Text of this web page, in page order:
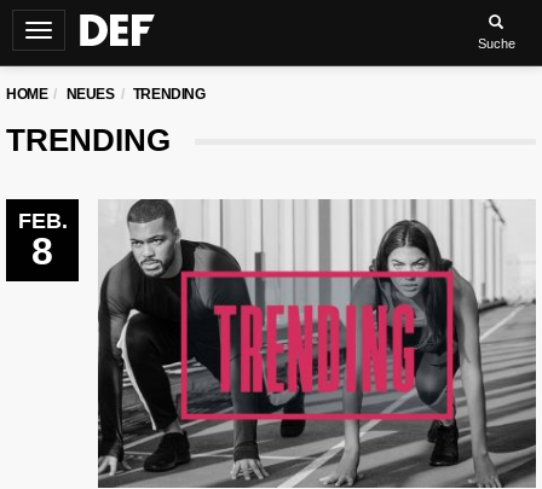
Navigation
umschalten
Suche
HOME NEUES TRENDING
TRENDING
FEB.
8